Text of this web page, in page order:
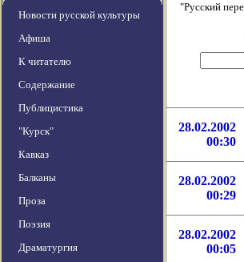
Новости русской культуры
Афиша
К читателю
Содержание
Публицистика
"Курск"
Кавказ
Балканы
Проза
Поэзия
Драматургия
"Русский
28.02.2002
00:30
28.02.2002
00:29
28.02.2002
00:05